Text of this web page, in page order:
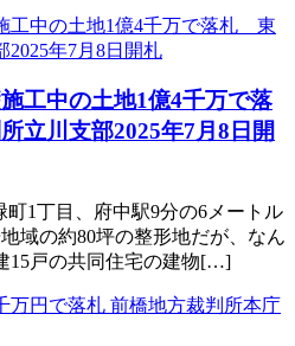
工中の土地1億4千万で落
立川支部2025年7月8日開
1丁目、府中駅9分の6メートル
域の約80坪の整形地だが、なん
15戸の共同住宅の建物[…]